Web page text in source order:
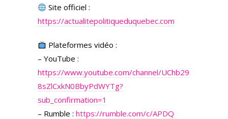
Site officiel :
https://actualitepolitiqueduquebec.com
Plateformes vidéo :
– YouTube :
https://www.youtube.com/channel/UChb29
8sZlCxkN0BbyPdWYTg?
sub_confirmation=1
– Rumble : https://rumble.com/c/APDQ